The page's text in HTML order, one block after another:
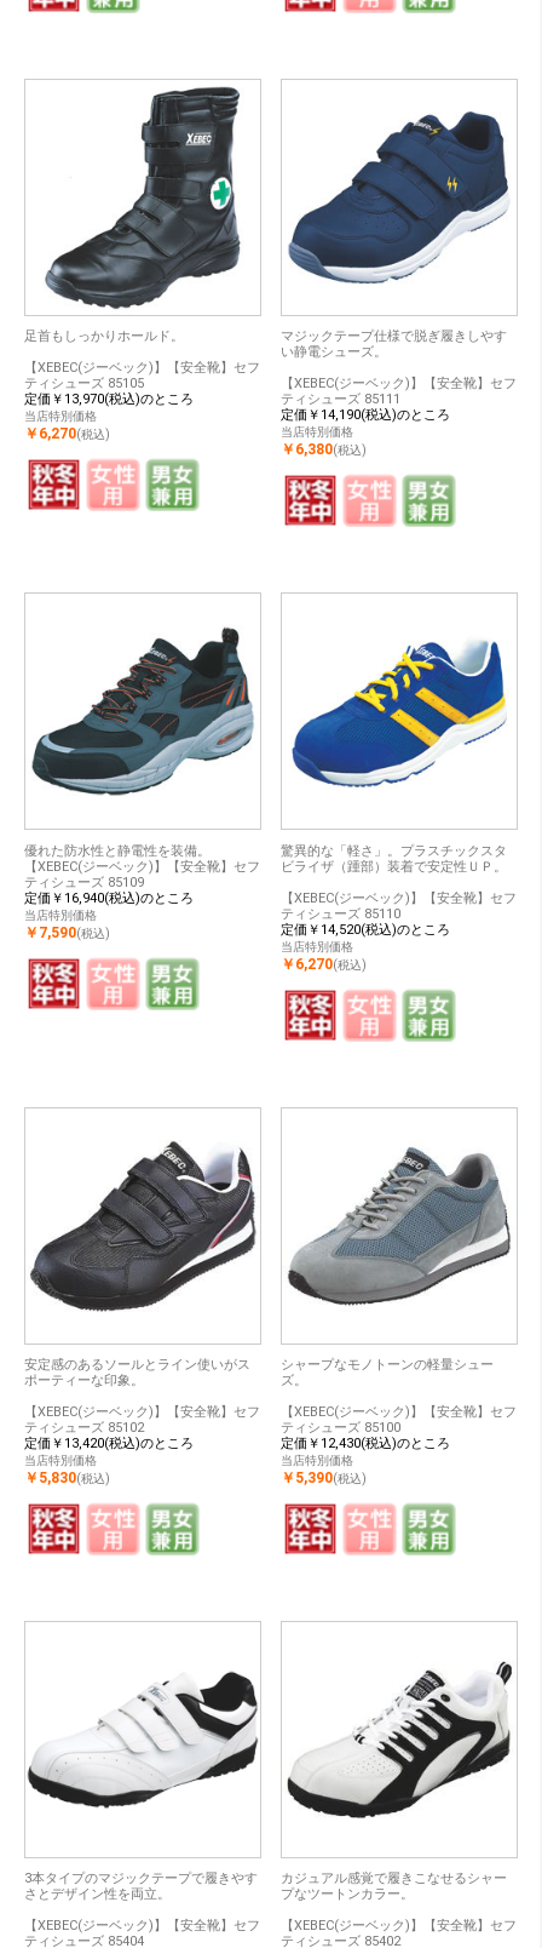
足首もしっかりホールド。
【XEBEC(ジーベック)】【安全靴】セフ
ティシューズ 85105
定価￥13,970(税込)のところ
当店特別価格
￥6,270(税込)
マジックテープ仕様で脱ぎ履きしやす
い静電シューズ。
【XEBEC(ジーベック)】【安全靴】セフ
ティシューズ 85111
定価￥14,190(税込)のところ
当店特別価格
￥6,380(税込)
優れた防水性と静電性を装備。
【XEBEC(ジーベック)】【安全靴】セフ
ティシューズ 85109
定価￥16,940(税込)のところ
当店特別価格
￥7,590(税込)
驚異的な「軽さ」。プラスチックスタ
ビライザ（踵部）装着で安定性ＵＰ。
【XEBEC(ジーベック)】【安全靴】セフ
ティシューズ 85110
定価￥14,520(税込)のところ
当店特別価格
￥6,270(税込)
安定感のあるソールとライン使いがス
ポーティーな印象。
【XEBEC(ジーベック)】【安全靴】セフ
ティシューズ 85102
定価￥13,420(税込)のところ
当店特別価格
￥5,830(税込)
シャープなモノトーンの軽量シュー
ズ。
【XEBEC(ジーベック)】【安全靴】セフ
ティシューズ 85100
定価￥12,430(税込)のところ
当店特別価格
￥5,390(税込)
3本タイプのマジックテープで履きやす
さとデザイン性を両立。
【XEBEC(ジーベック)】【安全靴】セフ
ティシューズ 85404
カジュアル感覚で履きこなせるシャー
プなツートンカラー。
【XEBEC(ジーベック)】【安全靴】セフ
ティシューズ 85402